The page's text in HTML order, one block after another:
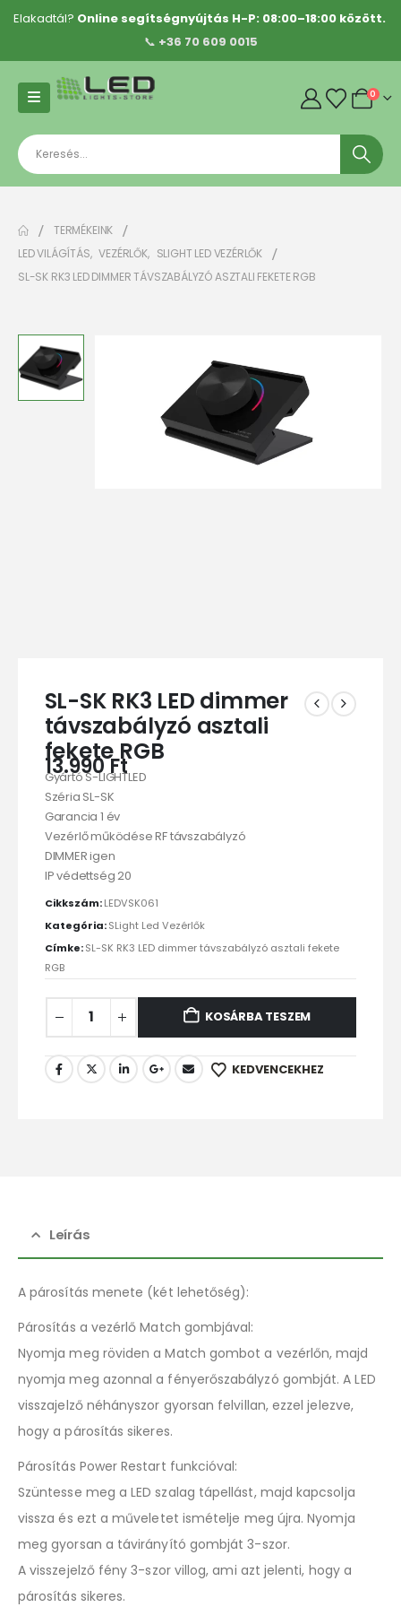
Elakadtál? Online segítségnyújtás H-P: 08:00–18:00 között.
📞 +36 70 609 0015
0
TERMÉKEINK
LED VILÁGÍTÁS, VEZÉRLŐK, SLIGHT LED VEZÉRLŐK
SL-SK RK3 LED DIMMER TÁVSZABÁLYZÓ ASZTALI FEKETE RGB
SL-SK RK3 LED dimmer
távszabályzó asztali
fekete RGB
13.990Ft
Gyártó S-LIGHTLED
Széria SL-SK
Garancia 1 év
Vezérlő működése RF távszabályzó
DIMMER igen
IP védettség 20
Cikkszám:LEDVSK061
Kategória:SLight Led Vezérlők
Címke:SL-SK RK3 LED dimmer távszabályzó asztali fekete
RGB
KOSÁRBA TESZEM
KEDVENCEKHEZ
Leírás
A párosítás menete (két lehetőség):
Párosítás a vezérlő Match gombjával:
Nyomja meg röviden a Match gombot a vezérlőn, majd
nyomja meg azonnal a fényerőszabályzó gombját. A LED
visszajelző néhányszor gyorsan felvillan, ezzel jelezve,
hogy a párosítás sikeres.
Párosítás Power Restart funkcióval:
Szüntesse meg a LED szalag tápellást, majd kapcsolja
vissza és ezt a műveletet ismételje meg újra. Nyomja
meg gyorsan a távirányító gombját 3-szor.
A visszejelző fény 3-szor villog, ami azt jelenti, hogy a
párosítás sikeres.